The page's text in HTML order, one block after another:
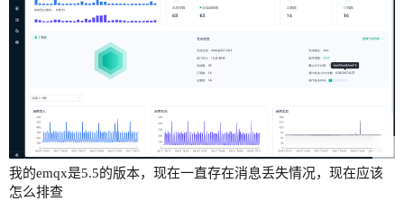
我的emqx是5.5的版本，现在一直存在消息丢失情况，现在应该
怎么排查